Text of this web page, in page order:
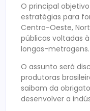
O principal
estratégias para
Centro-Oeste,
públicas voltadas
longas-metragens.
O assunto será
produtoras
saibam da
desenvolver a